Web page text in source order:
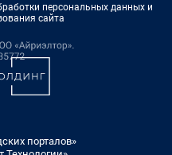
персональных данных и
сайта
порталов»